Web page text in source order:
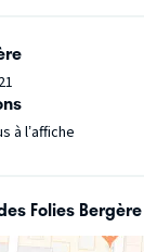
à l’affiche
Folies Bergère